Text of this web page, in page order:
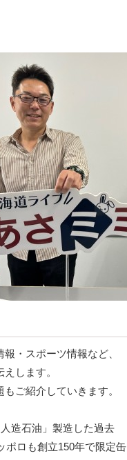
・スポーツ情報など、
します。
ご紹介していきます。
造石油」製造した過去
ロも創立150年で限定缶